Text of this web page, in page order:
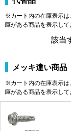
※カート内の在庫表示
庫がある商品を表示して
該当
メッキ違い商品
※カート内の在庫表示
庫がある商品を表示して